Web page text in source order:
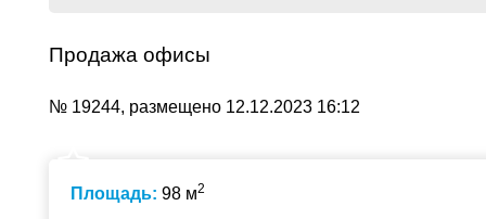
Продажа офисы
№ 19244, размещено 12.12.2023 16:12
Площадь: 98 м2